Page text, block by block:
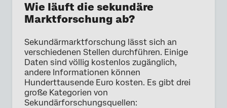
Wie läuft die sekundäre
Marktforschung ab?
Sekundärmarktforschung lässt sich an
verschiedenen Stellen durchführen. Einige
Daten sind völlig kostenlos zugänglich,
andere Informationen können
Hunderttausende Euro kosten. Es gibt drei
große Kategorien von
Sekundärforschungsquellen: